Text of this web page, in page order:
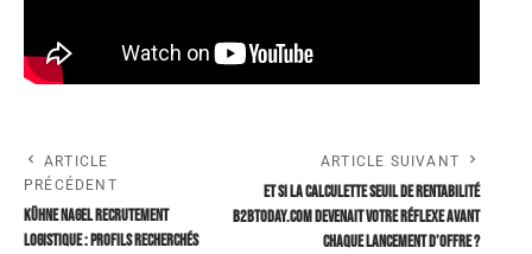
ARTICLE
PRÉCÉDENT
Kühne Nagel recrutement
logistique : profils recherchés
ARTICLE SUIVANT
Et si la Calculette seuil de rentabilité
b2btoday.com devenait votre réflexe avant
chaque lancement d’offre ?